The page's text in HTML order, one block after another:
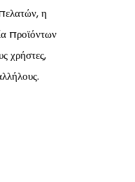
η
προϊόντων
χρήστες,